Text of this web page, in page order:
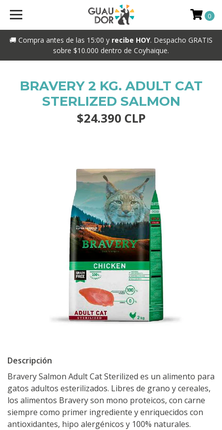
🚚 Compra antes de las 15:00 y recibe HOY. Despacho GRATIS
sobre $10.000 dentro de Coyhaique.
0
BRAVERY 2 KG. ADULT CAT
STERLIZED SALMON
$24.390 CLP
Descripción
Bravery Salmon Adult Cat Sterilized es un alimento para
gatos adultos esterilizados. Libres de grano y cereales,
los alimentos Bravery son mono proteicos, con carne
siempre como primer ingrediente y enriquecidos con
antioxidantes, hipo alergénicos y 100% naturales.